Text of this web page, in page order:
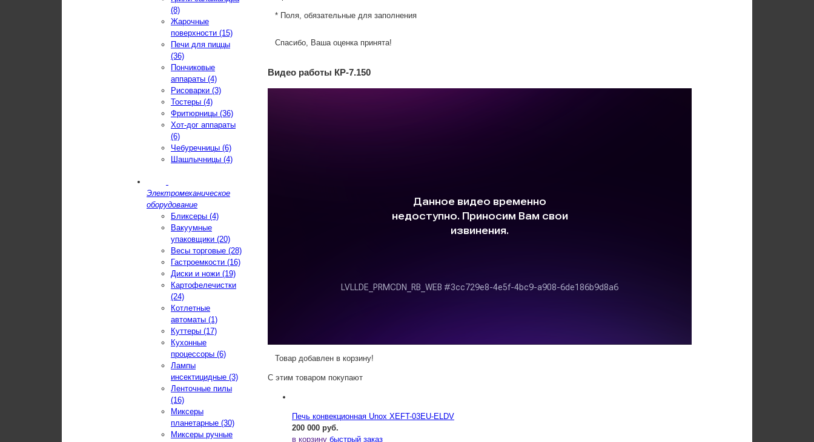
* Поля, обязательные для заполнения
Спасибо, Ваша оценка принята!
Видео работы КР-7.150
Товар добавлен в корзину!
С этим товаром покупают
Печь конвекционная Unox XEFT-03EU-ELDV
200 000 руб.
в корзину быстрый заказ
(8)
Жарочные
поверхности (15)
Печи для пиццы
(36)
Пончиковые
аппараты (4)
Рисоварки (3)
Тостеры (4)
Фритюрницы (36)
Хот-дог аппараты
(6)
Чебуречницы (6)
Шашлычницы (4)
Электромеханическое
оборудование
Бликсеры (4)
Вакуумные
упаковщики (20)
Весы торговые (28)
Гастроемкости (16)
Диски и ножи (19)
Картофелечистки
(24)
Котлетные
автоматы (1)
Куттеры (17)
Кухонные
процессоры (6)
Лампы
инсектицидные (3)
Ленточные пилы
(16)
Миксеры
планетарные (30)
Миксеры ручные